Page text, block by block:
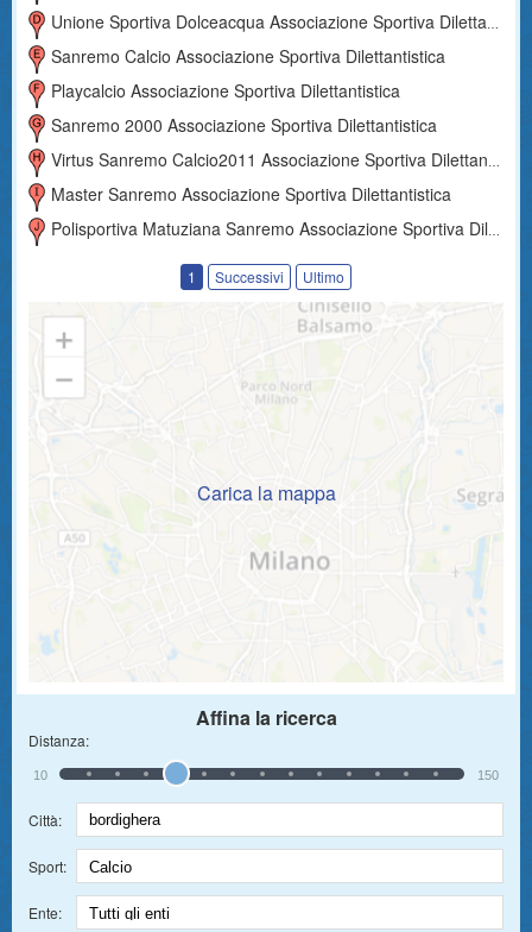
Unione Sportiva Dolceacqua Associazione Sportiva Dilettantistica
Sanremo Calcio Associazione Sportiva Dilettantistica
Playcalcio Associazione Sportiva Dilettantistica
Sanremo 2000 Associazione Sportiva Dilettantistica
Virtus Sanremo Calcio2011 Associazione Sportiva Dilettantistica
Master Sanremo Associazione Sportiva Dilettantistica
Polisportiva Matuziana Sanremo Associazione Sportiva Dilettantistica
1 Successivi Ultimo
Carica la mappa
Affina la ricerca
Distanza:
10 150
Città:
Sport:
Ente: